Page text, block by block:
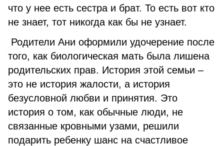
что у нее есть сестра и брат. То есть вот кто
не знает, тот никогда как бы не узнает.
Родители Ани оформили удочерение после
того, как биологическая мать была лишена
родительских прав. История этой семьи –
это не история жалости, а история
безусловной любви и принятия. Это
история о том, как обычные люди, не
связанные кровными узами, решили
подарить ребенку шанс на счастливое